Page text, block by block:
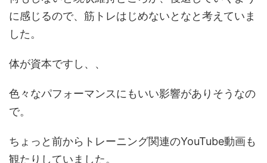
に感じるので、筋トレはじめないとなと考えていま
した。
体が資本ですし、、
色々なパフォーマンスにもいい影響がありそうなの
で。
ちょっと前からトレーニング関連のYouTube動画も
観たりしていました。